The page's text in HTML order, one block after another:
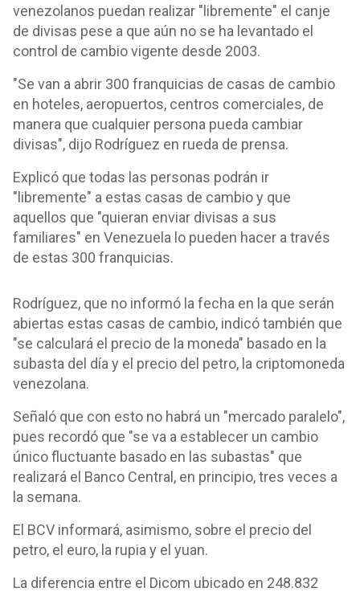
venezolanos puedan realizar "libremente" el canje
de divisas pese a que aún no se ha levantado el
control de cambio vigente desde 2003.
"Se van a abrir 300 franquicias de casas de cambio
en hoteles, aeropuertos, centros comerciales, de
manera que cualquier persona pueda cambiar
divisas", dijo Rodríguez en rueda de prensa.
Explicó que todas las personas podrán ir
"libremente" a estas casas de cambio y que
aquellos que "quieran enviar divisas a sus
familiares" en Venezuela lo pueden hacer a través
de estas 300 franquicias.
Rodríguez, que no informó la fecha en la que serán
abiertas estas casas de cambio, indicó también que
"se calculará el precio de la moneda" basado en la
subasta del día y el precio del petro, la criptomoneda
venezolana.
Señaló que con esto no habrá un "mercado paralelo",
pues recordó que "se va a establecer un cambio
único fluctuante basado en las subastas" que
realizará el Banco Central, en principio, tres veces a
la semana.
El BCV informará, asimismo, sobre el precio del
petro, el euro, la rupia y el yuan.
La diferencia entre el Dicom ubicado en 248.832